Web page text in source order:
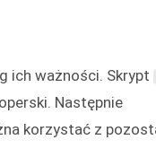
ich ważności. Skrypt
Następnie
korzystać z